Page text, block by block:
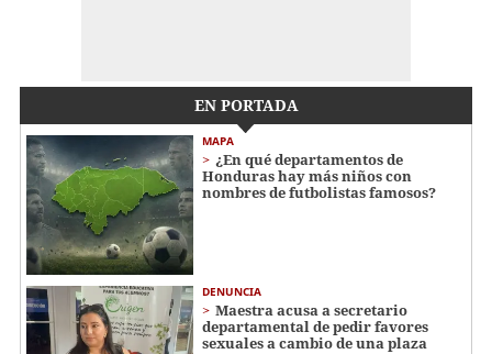
EN PORTADA
MAPA
¿En qué departamentos de
Honduras hay más niños con
nombres de futbolistas famosos?
DENUNCIA
Maestra acusa a secretario
departamental de pedir favores
sexuales a cambio de una plaza